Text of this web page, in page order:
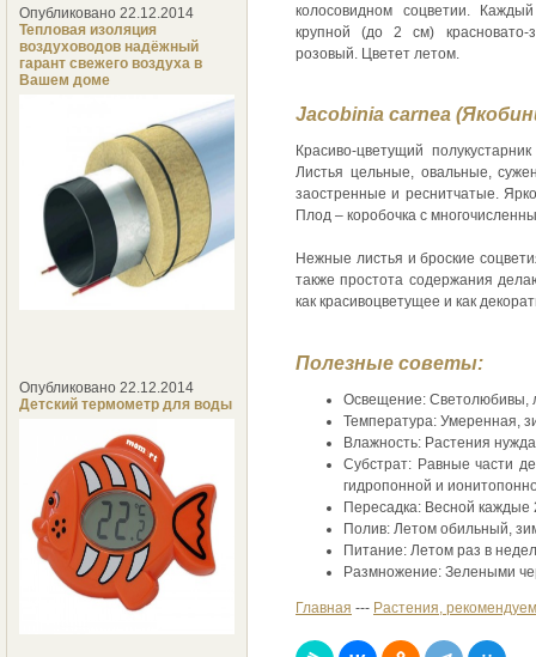
Опубликовано 22.12.2014
Тепловая изоляция
воздуховодов надёжный
гарант свежего воздуха в
Вашем доме
Опубликовано 22.12.2014
Детский термометр для воды
колосовидном соцветии.
крупной (до 2 см) красновато-
розовый. Цветет летом.
Jacobinia carnea
Красиво-цветущий
Листья цельные, овальные,
заостренные и реснитчатые.
Плод – коробочка с
Нежные листья и броские
также простота содержания
как красивоцветущее и как
Полезные советы:
Освещение: Светолюбивы,
Температура: Умеренная,
Влажность: Растения
Субстрат: Равные части
гидропонной и
Пересадка: Весной каждые
Полив: Летом обильный,
Питание: Летом раз в
Размножение: Зелеными
Главная --- Растения,